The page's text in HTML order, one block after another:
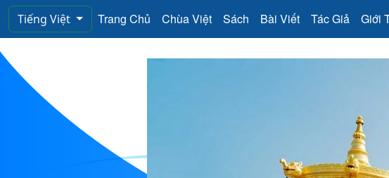
Tiếng Việt Trang Chủ Chùa Việt Sách Bài Viết Tác Giả Giới